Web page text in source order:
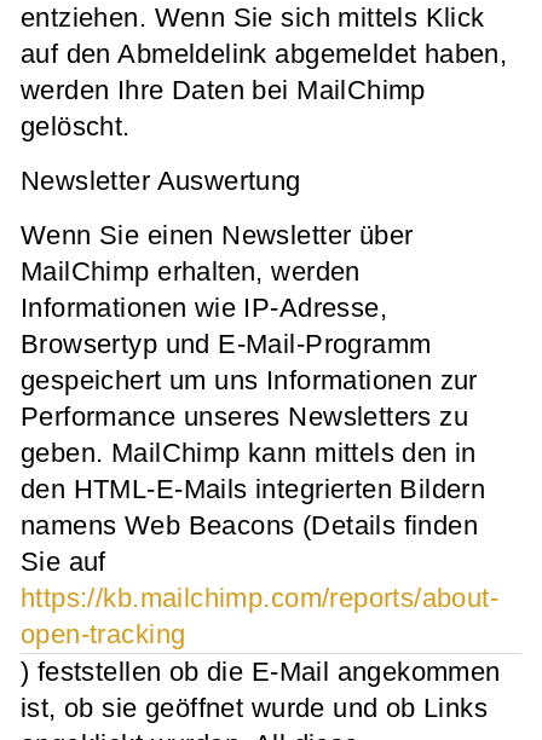
entziehen. Wenn Sie sich mittels Klick
auf den Abmeldelink abgemeldet haben,
werden Ihre Daten bei MailChimp
gelöscht.
Newsletter Auswertung
Wenn Sie einen Newsletter über
MailChimp erhalten, werden
Informationen wie IP-Adresse,
Browsertyp und E-Mail-Programm
gespeichert um uns Informationen zur
Performance unseres Newsletters zu
geben. MailChimp kann mittels den in
den HTML-E-Mails integrierten Bildern
namens Web Beacons (Details finden
Sie auf
https://kb.mailchimp.com/reports/about-
open-tracking
) feststellen ob die E-Mail angekommen
ist, ob sie geöffnet wurde und ob Links